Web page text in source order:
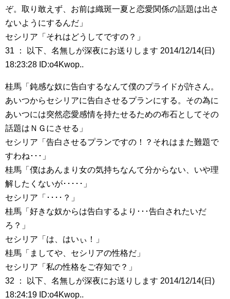
ぞ。取り敢えず、お前は織斑一夏と恋愛関係の話題は出さ
ないようにするんだ」
セシリア「それはどうしてですの？」
31 ： 以下、名無しが深夜にお送りします 2014/12/14(日)
18:23:28 ID:o4Kwop..
桂馬「鈍感な奴に告白するなんて僕のプライドが許さん。
あいつからセシリアに告白させるプランにする。その為に
あいつには突然恋愛感情を持たせるための布石としてその
話題はＮＧにさせる」
セシリア「告白させるプランですの！？それはまた難題で
すわね･･･」
桂馬「僕はあんまり女の気持ちなんて分からない、いや理
解したくないが･････」
セシリア「････？」
桂馬「好きな奴からは告白するより･･･告白されたいだ
ろ？」
セシリア「は、はいぃ！」
桂馬「ましてや、セシリアの性格だ」
セシリア「私の性格をご存知で？」
32 ： 以下、名無しが深夜にお送りします 2014/12/14(日)
18:24:19 ID:o4Kwop..